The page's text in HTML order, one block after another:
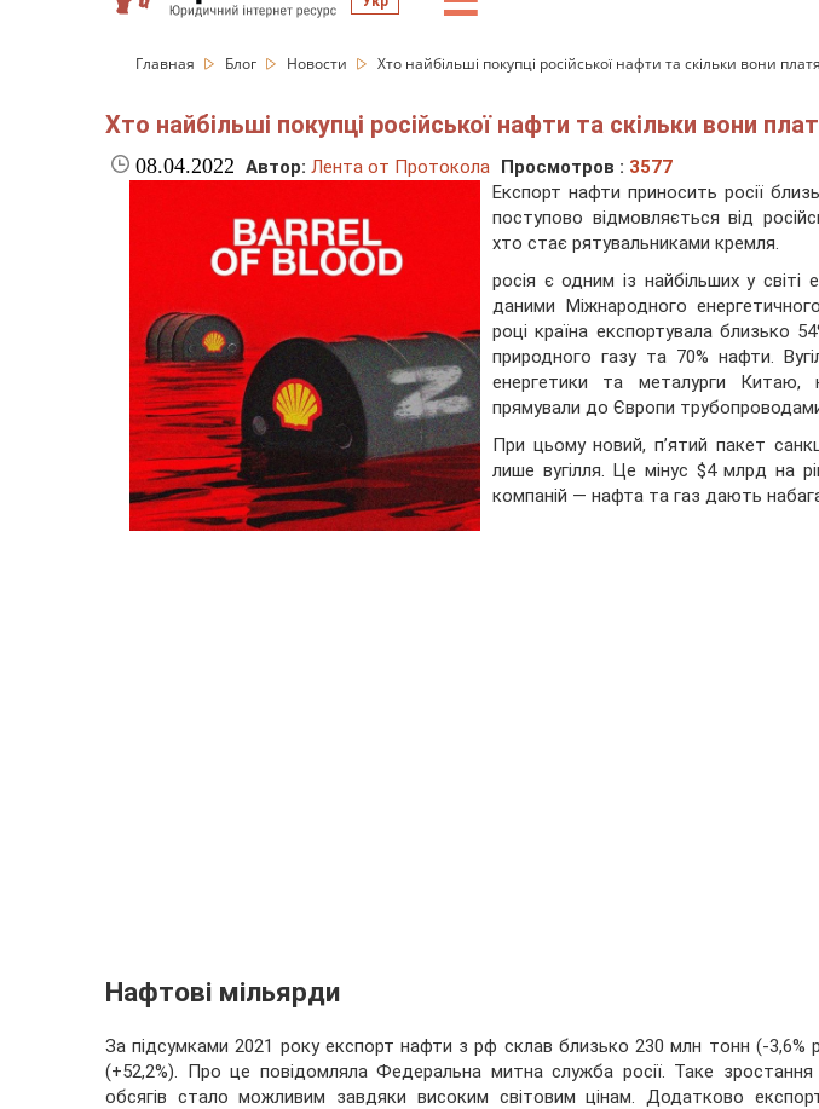
Главная Блог Новости Хто найбільші покупці російської нафти та скільки вони
Хто найбільші покупці російської нафти та скільки вони
08.04.2022 Автор: Лента от Протокола Просмотров : 3577
Експорт нафти приносить росії
поступово відмовляється від
хто стає рятувальниками кремля.
росія є одним із найбільших у світі
даними Міжнародного
році країна експортувала близько
природного газу та 70% нафти.
енергетики та металурги Китаю,
прямували до Європи
При цьому новий, п’ятий пакет
лише вугілля. Це мінус $4 млрд на
компаній — нафта та газ дають
Нафтові мільярди
За підсумками 2021 року експорт нафти з рф склав близько 230 млн тонн (-3,6%
(+52,2%). Про це повідомляла Федеральна митна служба росії. Таке
обсягів стало можливим завдяки високим світовим цінам. Додатково